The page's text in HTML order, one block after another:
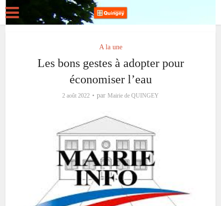
A la une
Les bons gestes à adopter pour
économiser l’eau
2 août 2022 par Mairie de QUINGEY